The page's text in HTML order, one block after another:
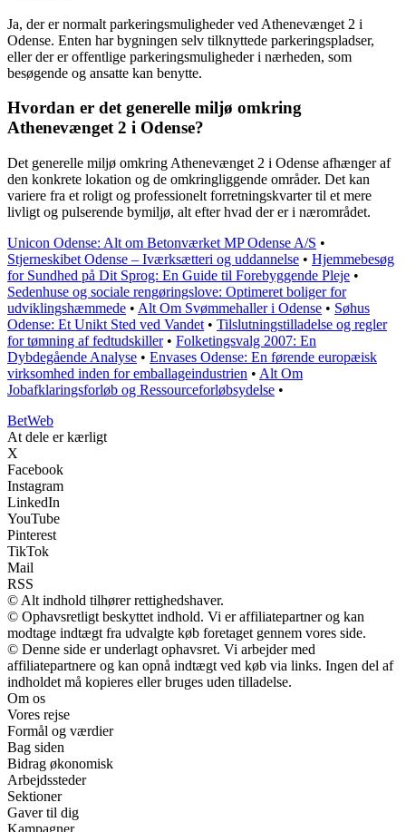
Ja, der er normalt parkeringsmuligheder ved Athenevænget 2 i
Odense. Enten har bygningen selv tilknyttede parkeringspladser,
eller der er offentlige parkeringsmuligheder i nærheden, som
besøgende og ansatte kan benytte.
Hvordan er det generelle miljø omkring
Athenevænget 2 i Odense?
Det generelle miljø omkring Athenevænget 2 i Odense afhænger af
den konkrete lokation og de omkringliggende områder. Det kan
variere fra et roligt og professionelt forretningskvarter til et mere
livligt og pulserende bymiljø, alt efter hvad der er i nærområdet.
Unicon Odense: Alt om Betonværket MP Odense A/S •
Stjerneskibet Odense – Iværksætteri og uddannelse • Hjemmebesøg
for Sundhed på Dit Sprog: En Guide til Forebyggende Pleje •
Sedenhuse og sociale rengøringslove: Optimeret boliger for
udviklingshæmmede • Alt Om Svømmehaller i Odense • Søhus
Odense: Et Unikt Sted ved Vandet • Tilslutningstilladelse og regler
for tømning af fedtudskiller• Folketingsvalg 2007: En
Dybdegående Analyse • Envases Odense: En førende europæisk
virksomhed inden for emballageindustrien • Alt Om
Jobafklaringsforløb og Ressourceforløbsydelse •
BetWeb
At dele er kærligt
X
Facebook
Instagram
LinkedIn
YouTube
Pinterest
TikTok
Mail
RSS
© Alt indhold tilhører rettighedshaver.
© Ophavsretligt beskyttet indhold. Vi er affiliatepartner og kan
modtage indtægt fra udvalgte køb foretaget gennem vores side.
© Denne side er underlagt ophavsret. Vi arbejder med
affiliatepartnere og kan opnå indtægt ved køb via links. Ingen del af
indholdet må kopieres eller bruges uden tilladelse.
Om os
Vores rejse
Formål og værdier
Bag siden
Bidrag økonomisk
Arbejdssteder
Sektioner
Gaver til dig